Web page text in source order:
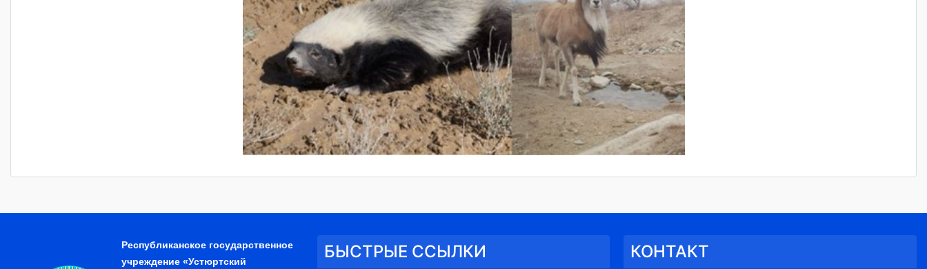
Республиканское государственное
учреждение «Устюртский
БЫСТРЫЕ ССЫЛКИ КОНТАКТ